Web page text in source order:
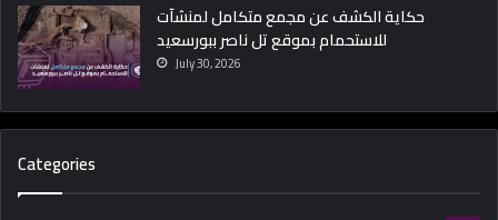
حكاية الكشف عن مجمع متكامل لمنشآت
للاستحمام بموقع تل ناصر ببورسعيد
July 30, 2026
Categories